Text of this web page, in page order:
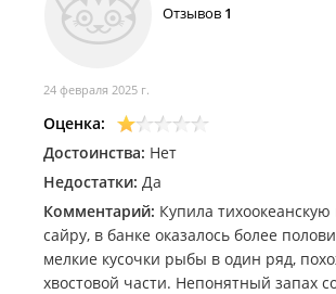
Отзывов 1
24 февраля 2025 г.
Оценка:
Достоинства: Нет
Недостатки: Да
Комментарий: Купила
сайру, в банке оказалось более
мелкие кусочки рыбы в один ряд,
хвостовой части. Непонятный запах